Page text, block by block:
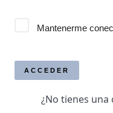
Mantenerme
ACCEDER
¿No tienes una